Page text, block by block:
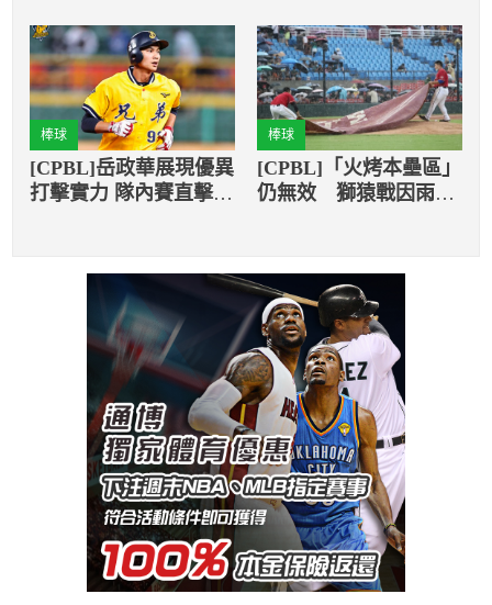
強
棒球
[CPBL]岳政華展現優異
打擊實力 隊內賽直擊全
棒球
[CPBL]「火烤本壘區」
仍無效 獅猿戰因雨取